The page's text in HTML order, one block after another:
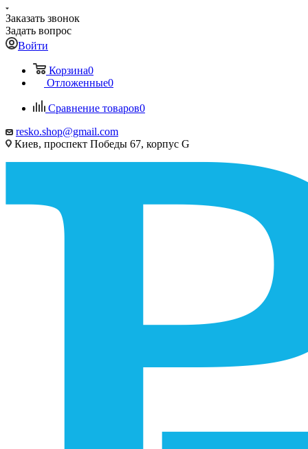
Заказать звонок
Задать вопрос
Войти
Корзина0
Отложенные0
Сравнение товаров0
resko.shop@gmail.com
Киев, проспект Победы 67, корпус G